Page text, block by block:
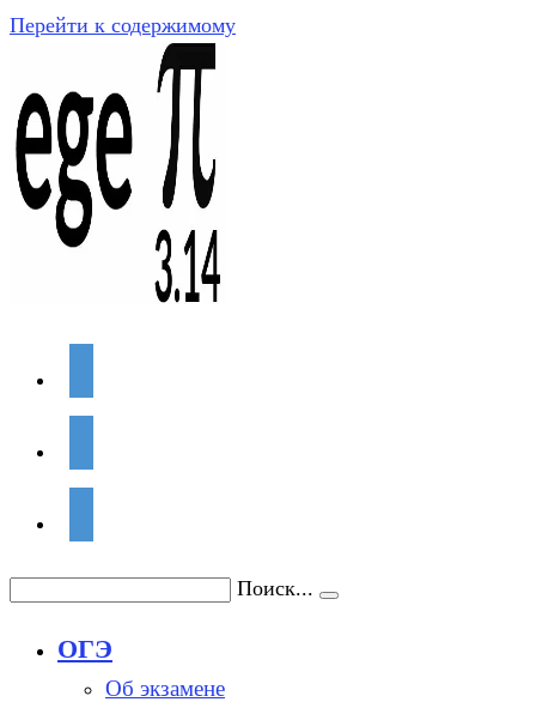
Перейти к содержимому
Поиск...
ОГЭ
Об экзамене